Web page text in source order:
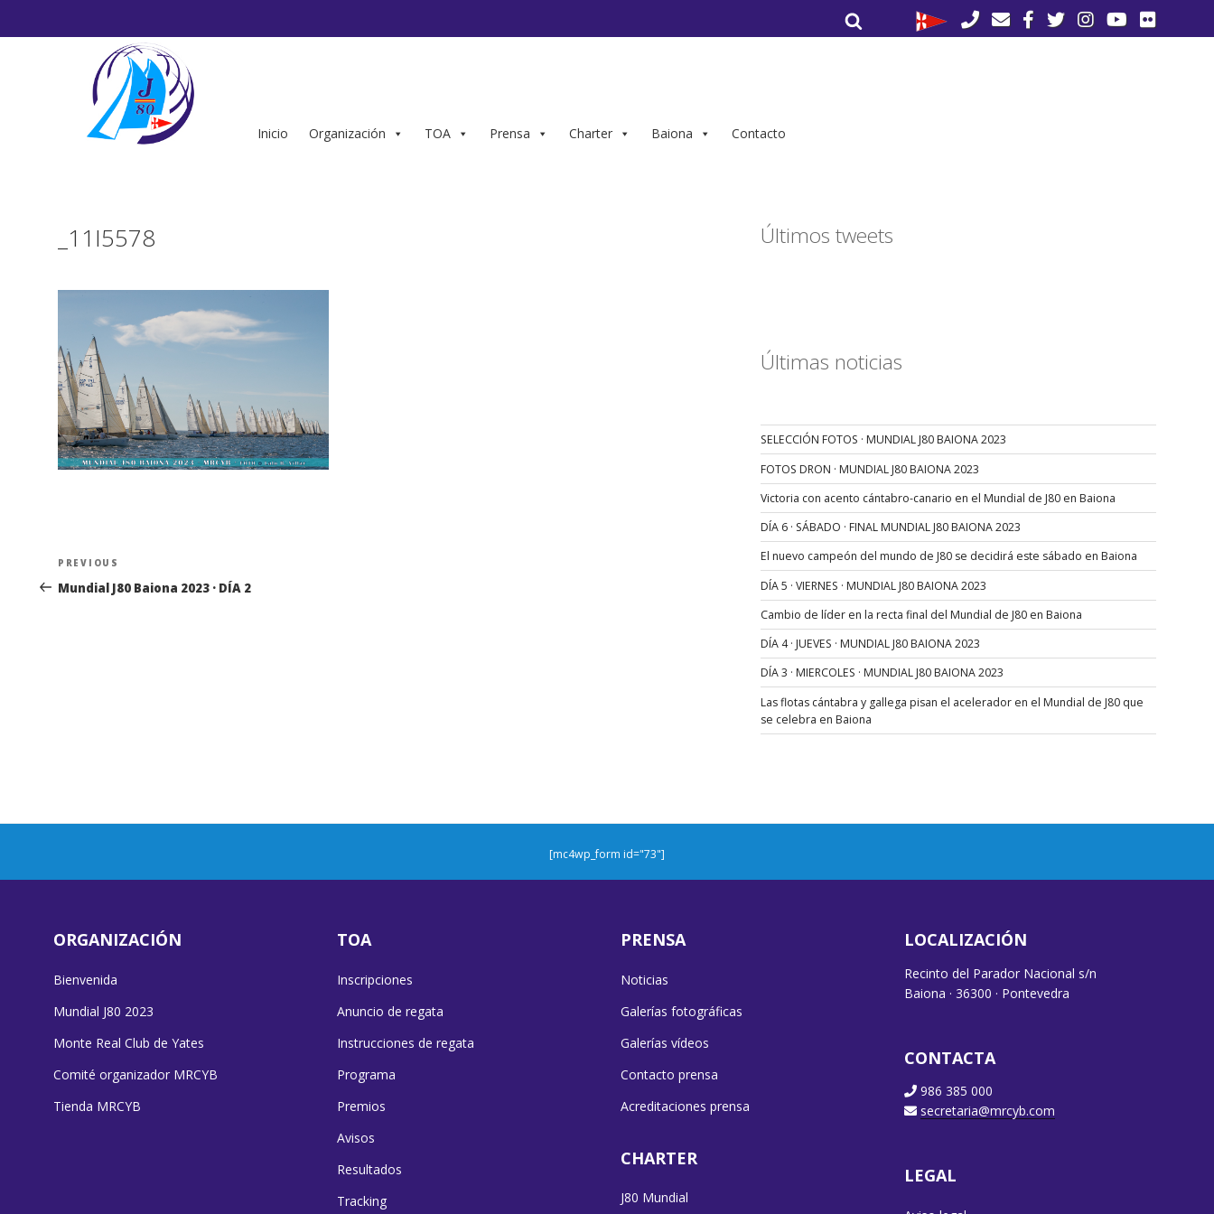
por:
Inicio Organización TOA Prensa Charter Baiona Contacto
_11I5578
Navegación
de
Previous
Post
PREVIOUS
Mundial J80 Baiona 2023 · DÍA 2
Últimos tweets
Últimas noticias
SELECCIÓN FOTOS · MUNDIAL J80 BAIONA 2023
FOTOS DRON · MUNDIAL J80 BAIONA 2023
Victoria con acento cántabro-canario en el Mundial de J80 en Baiona
DÍA 6 · SÁBADO · FINAL MUNDIAL J80 BAIONA 2023
El nuevo campeón del mundo de J80 se decidirá este sábado en Baiona
DÍA 5 · VIERNES · MUNDIAL J80 BAIONA 2023
Cambio de líder en la recta final del Mundial de J80 en Baiona
DÍA 4 · JUEVES · MUNDIAL J80 BAIONA 2023
DÍA 3 · MIERCOLES · MUNDIAL J80 BAIONA 2023
Las flotas cántabra y gallega pisan el acelerador en el Mundial de J80 que
se celebra en Baiona
[mc4wp_form id="73"]
ORGANIZACIÓN
Bienvenida
Mundial J80 2023
Monte Real Club de Yates
Comité organizador MRCYB
Tienda MRCYB
TOA
Inscripciones
Anuncio de regata
Instrucciones de regata
Programa
Premios
Avisos
Resultados
Tracking
PRENSA
Noticias
Galerías fotográficas
Galerías vídeos
Contacto prensa
Acreditaciones prensa
CHARTER
J80 Mundial
LOCALIZACIÓN
Recinto del Parador Nacional s/n
Baiona · 36300 · Pontevedra
CONTACTA
986 385 000
secretaria@mrcyb.com
LEGAL